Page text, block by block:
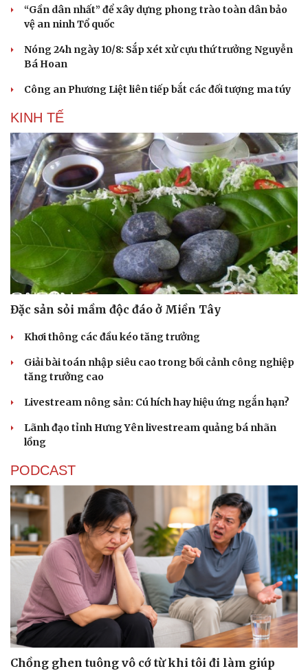
“Gần dân nhất” để xây dựng phong trào toàn dân bảo
vệ an ninh Tổ quốc
Nóng 24h ngày 10/8: Sắp xét xử cựu thứ trưởng Nguyễn
Bá Hoan
Công an Phương Liệt liên tiếp bắt các đối tượng ma túy
KINH TẾ
Đặc sản sỏi mầm độc đáo ở Miền Tây
Khơi thông các đầu kéo tăng trưởng
Giải bài toán nhập siêu cao trong bối cảnh công nghiệp
tăng trưởng cao
Livestream nông sản: Cú hích hay hiệu ứng ngắn hạn?
Lãnh đạo tỉnh Hưng Yên livestream quảng bá nhãn
lồng
PODCAST
Chồng ghen tuông vô cớ từ khi tôi đi làm giúp